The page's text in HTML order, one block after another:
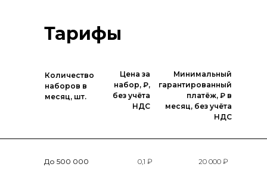
Количество
наборов в
месяц, шт.
Цена за
набор, ₽,
без учёта
НДС
Минимальный
гарантированный
платёж, ₽ в
месяц, без учёта
НДС
До 500 000 20 000 ₽
0,1 ₽
Тарифы